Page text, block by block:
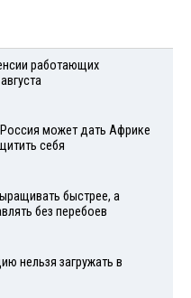
работающих
может дать Африке
себя
быстрее, а
без перебоев
нельзя загружать в